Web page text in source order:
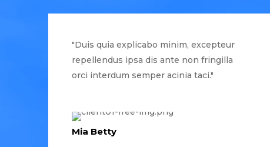
"Duis quia explicabo minim, excepteur
repellendus ipsa dis ante non fringilla
orci interdum semper acinia taci."
Mia Betty